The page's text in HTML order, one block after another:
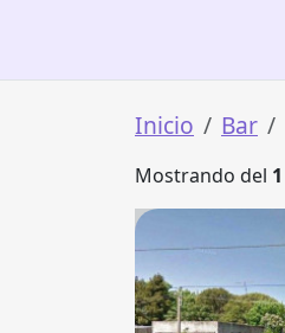
Inicio Bar
Mostrando del 1